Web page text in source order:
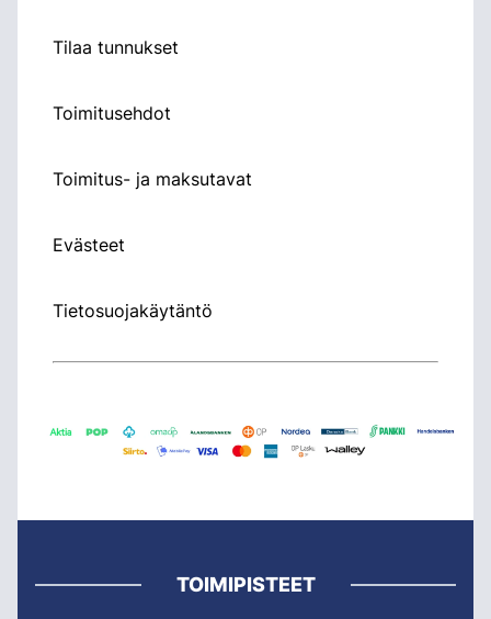
Tilaa tunnukset
Toimitusehdot
Toimitus- ja maksutavat
Evästeet
Tietosuojakäytäntö
TOIMIPISTEET